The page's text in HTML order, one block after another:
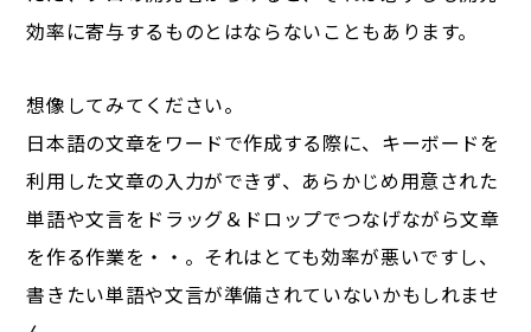
効率に寄与するものとはならないこともあります。
想像してみてください。
日本語の文章をワードで作成する際に、キーボードを
利用した文章の入力ができず、あらかじめ用意された
単語や文言をドラッグ＆ドロップでつなげながら文章
を作る作業を・・。それはとても効率が悪いですし、
書きたい単語や文言が準備されていないかもしれませ